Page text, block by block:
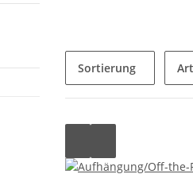
Sortierung